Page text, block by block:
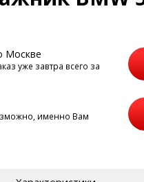
Москве
уже завтра всего за
именно Вам